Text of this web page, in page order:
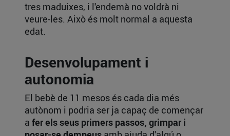
tres maduixes, i l'endemà no voldrà ni
veure-les. Això és molt normal a aquesta
edat.
Desenvolupament i
autonomia
El bebè de 11 mesos és cada dia més
autònom i podria ser ja capaç de començar
a fer els seus primers passos, grimpar i